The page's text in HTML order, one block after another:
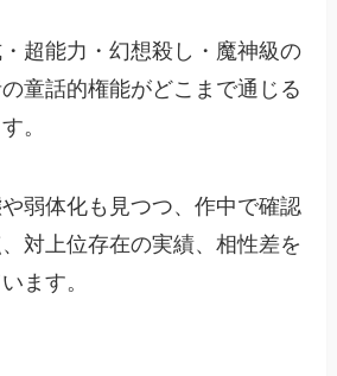
超能力・幻想殺し・魔神級の
童話的権能がどこまで通じる
。
弱体化も見つつ、作中で確認
対上位存在の実績、相性差を
ます。